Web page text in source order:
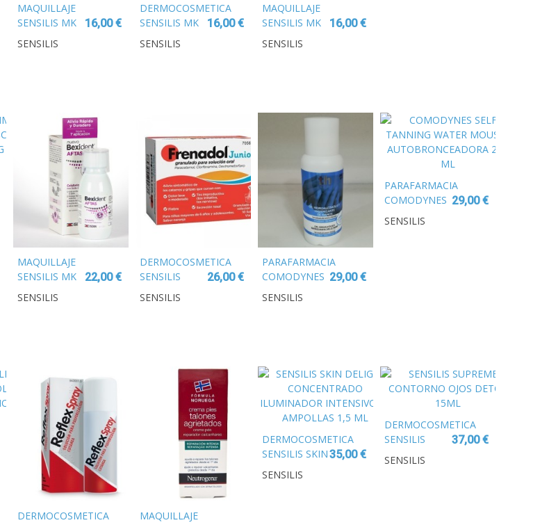
MAQUILLAJE
SENSILIS MK
MONOCHARME
SOMBRA
16,00 €
SENSILIS
DERMOCOSMETICA
SENSILIS MK
MONOCHARME
SOMBRA
16,00 €
SENSILIS
MAQUILLAJE
SENSILIS MK
MONOCHARME
SOMBRA
16,00 €
SENSILIS
MAQUILLAJE
SENSILIS MK
LIPSTICK
22,00 €
SENSILIS
DERMOCOSMETICA
SENSILIS
HYDRA
26,00 €
SENSILIS
PARAFARMACIA
COMODYNES
SELF-
29,00 €
SENSILIS
PARAFARMACIA
COMODYNES
SELF
TANNING
29,00 €
SENSILIS
DERMOCOSMETICA
MAQUILLAJE
DERMOCOSMETICA
SENSILIS SKIN
DELIGHT
35,00 €
SENSILIS
DERMOCOSMETICA
SENSILIS
SUPREME
37,00 €
SENSILIS